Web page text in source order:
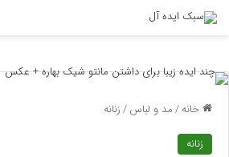
خانه/مد و لباس/زنانه
زنانه